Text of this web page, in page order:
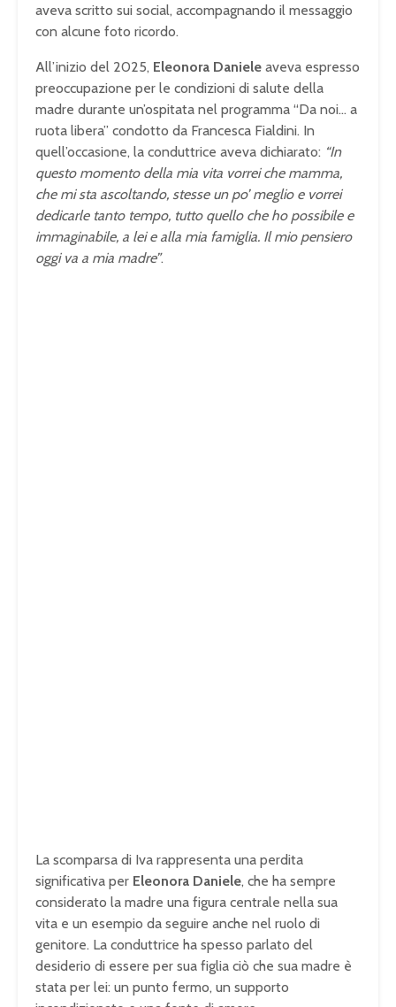
aveva scritto sui social, accompagnando il messaggio
con alcune foto ricordo.
All’inizio del 2025, Eleonora Daniele aveva espresso
preoccupazione per le condizioni di salute della
madre durante un’ospitata nel programma “Da noi… a
ruota libera” condotto da Francesca Fialdini. In
quell’occasione, la conduttrice aveva dichiarato: “In
questo momento della mia vita vorrei che mamma,
che mi sta ascoltando, stesse un po’ meglio e vorrei
dedicarle tanto tempo, tutto quello che ho possibile e
immaginabile, a lei e alla mia famiglia. Il mio pensiero
oggi va a mia madre”.
La scomparsa di Iva rappresenta una perdita
significativa per Eleonora Daniele, che ha sempre
considerato la madre una figura centrale nella sua
vita e un esempio da seguire anche nel ruolo di
genitore. La conduttrice ha spesso parlato del
desiderio di essere per sua figlia ciò che sua madre è
stata per lei: un punto fermo, un supporto